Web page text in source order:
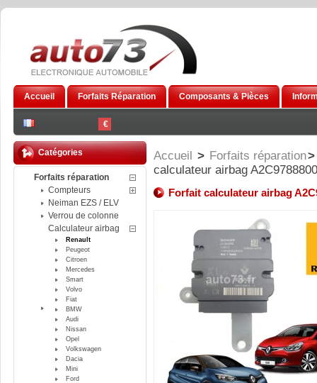
€
Accueil Forfaits Réparation Composants & Pièces
Catégories
Forfaits réparation
Compteurs
Neiman EZS / ELV
Verrou de colonne
Calculateur airbag
Renault
Peugeot
Citroen
Mercedes
Smart
Volvo
Fiat
BMW
Audi
Nissan
Opel
Volkswagen
Dacia
Mini
Ford
Accueil > Forfaits réparation>
calculateur airbag
Forfait calculateur airbag